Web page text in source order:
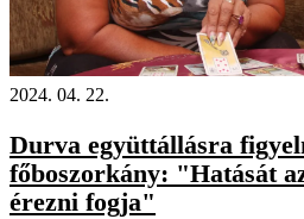
2024. 04. 22.
Durva együttállásra
főboszorkány: "Hatását
érezni fogja"